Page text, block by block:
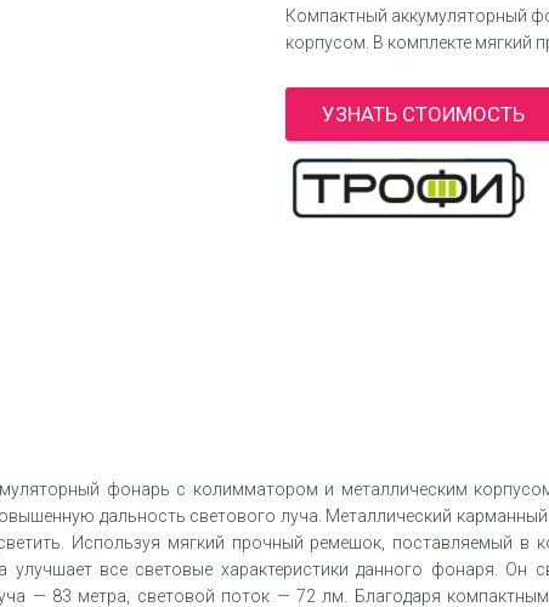
Компактный аккумуляторный
корпусом. В комплекте мягкий
УЗНАТЬ СТОИМОСТЬ
фонарь с колимматором и металлическим
дальность светового луча. Металлический
Используя мягкий прочный ремешок, поставляемый в
улучшает все световые характеристики данного фонаря.
— 83 метра, световой поток — 72 лм. Благодаря